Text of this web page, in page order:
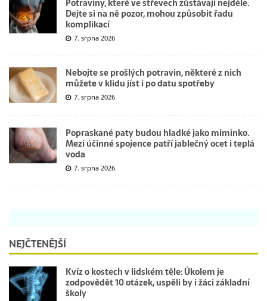
Potraviny, které ve střevech zůstávají nejdéle.
Dejte si na ně pozor, mohou způsobit řadu
komplikací
7. srpna 2026
Nebojte se prošlých potravin, některé z nich
můžete v klidu jíst i po datu spotřeby
7. srpna 2026
Popraskané paty budou hladké jako miminko.
Mezi účinné spojence patří jablečný ocet i teplá
voda
7. srpna 2026
NEJČTENĚJŠÍ
Kvíz o kostech v lidském těle: Úkolem je
zodpovědět 10 otázek, uspěli by i žáci základní
školy